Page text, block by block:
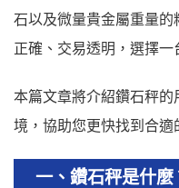
石以及微量貴金屬重量
正確、交易透明，選擇一
本篇文章將介紹鑽石秤
境，協助您更快找到合適
一、鑽石秤是什麼